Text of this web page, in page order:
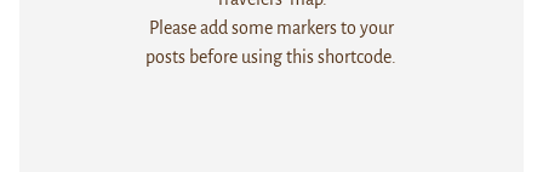
Please add some markers to your
posts before using this shortcode.